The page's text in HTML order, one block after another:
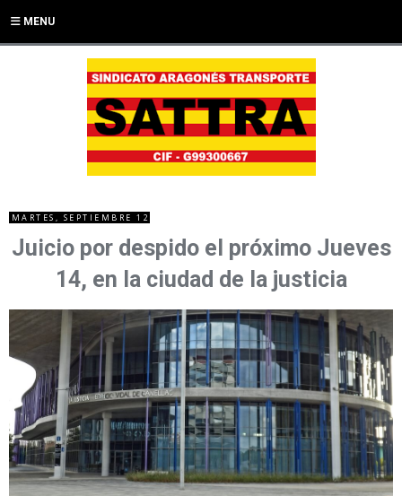
MENU
MARTES, SEPTIEMBRE 12
Juicio por despido el próximo Jueves
14, en la ciudad de la justicia